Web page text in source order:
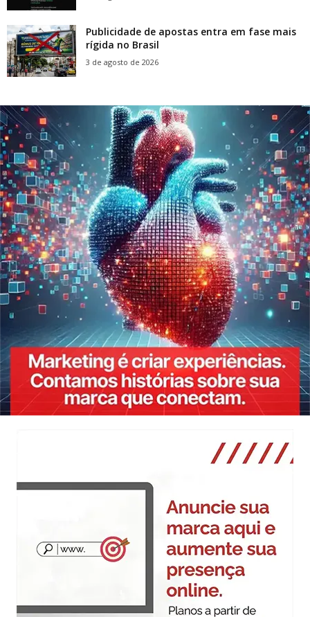
Publicidade de apostas entra em fase mais
rígida no Brasil
3 de agosto de 2026